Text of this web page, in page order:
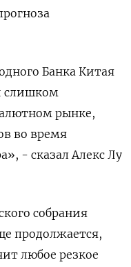
Банка Китая
слишком
рынке,
во время
- сказал Алекс Лу
собрания
продолжается,
любое резкое